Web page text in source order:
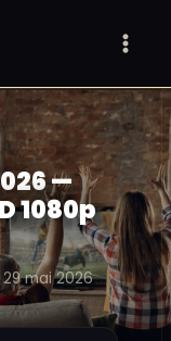
—
1080p
29 mai 2026